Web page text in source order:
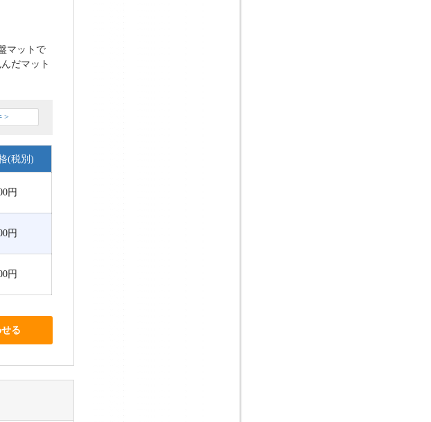
マットで
だマット
>
(税別)
円
円
円
る